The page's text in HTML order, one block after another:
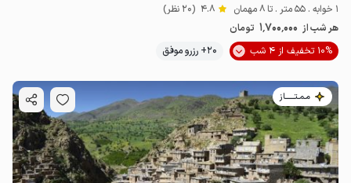
1 خوابه . 55 متر . تا 8 مهمان 4.8 (20 نظر)
هر شب از 1٬700٬000 تومان
10% تخفیف از 4 شب
20+ رزرو موفق
مـمـتــــــاز